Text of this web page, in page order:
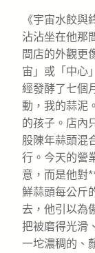
《宇宙水餃
沾沾坐在他那
間店的外觀更
宙」或「中心
經發酵了七個
動，我的蒜泥
的孩子。店內
股陳年蒜頭混
行。今天的營
意，而是他對
鮮蒜頭每公斤
去，他引以為
把被磨得光滑
一坨濃稠的、